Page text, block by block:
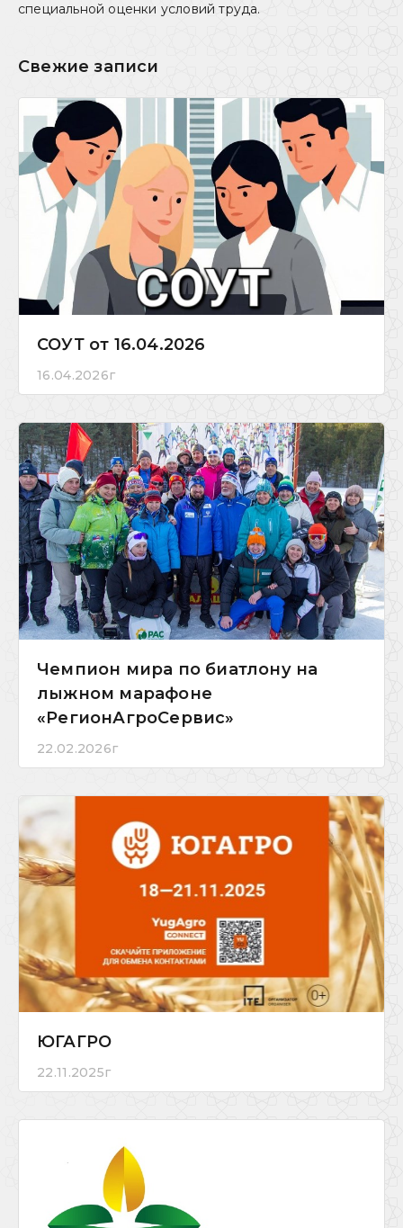
специальной оценки условий труда.
Свежие записи
СОУТ от 16.04.2026
16.04.2026г
Чемпион мира по биатлону на
лыжном марафоне
«РегионАгроСервис»
22.02.2026г
ЮГАГРО
22.11.2025г